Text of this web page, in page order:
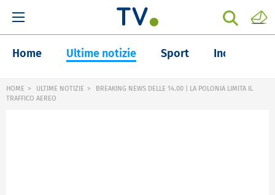
Home Ultime notizie Sport Inchieste
HOME ULTIME NOTIZIE
BREAKING NEWS DELLE 14.00 | LA POLONIA LIMITA IL
TRAFFICO AEREO